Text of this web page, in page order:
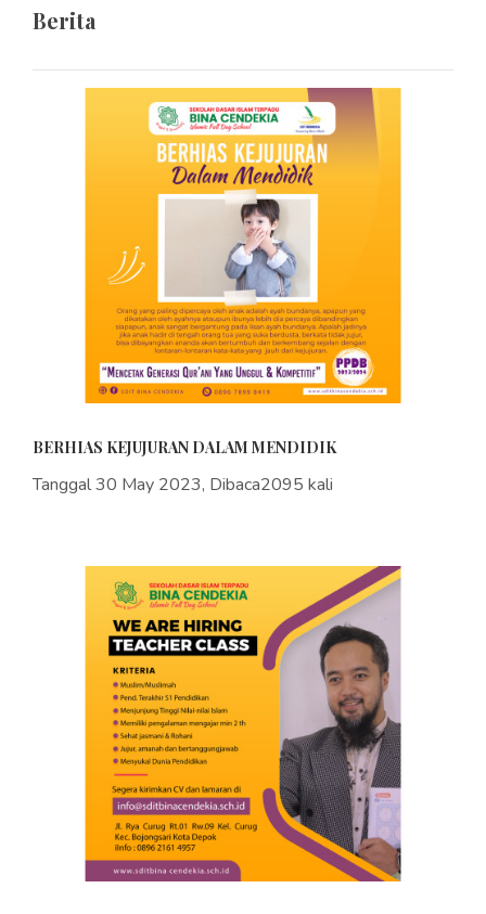
Berita
BERHIAS KEJUJURAN DALAM MENDIDIK
Tanggal 30 May 2023, Dibaca2095 kali